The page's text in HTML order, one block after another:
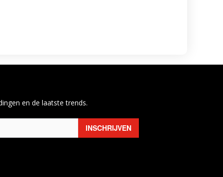
en de laatste trends.